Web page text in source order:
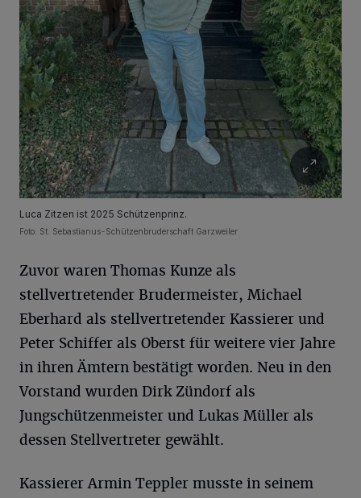
Luca Zitzen ist 2025 Schützenprinz.
Foto: St. Sebastianus-Schützenbruderschaft Garzweiler
Zuvor waren Thomas Kunze als
stellvertretender Brudermeister, Michael
Eberhard als stellvertretender Kassierer und
Peter Schiffer als Oberst für weitere vier Jahre
in ihren Ämtern bestätigt worden. Neu in den
Vorstand wurden Dirk Zündorf als
Jungschützenmeister und Lukas Müller als
dessen Stellvertreter gewählt.
Kassierer Armin Teppler musste in seinem